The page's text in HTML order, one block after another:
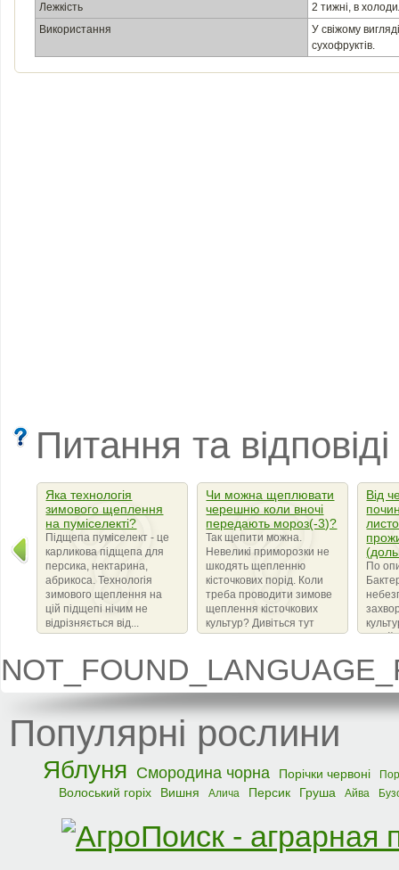
Лежкість
2 тижні, в
Використання
У свіжому
сухофруктів.
Питання та
Яка технологія
зимового щеплення
на пуміселекті?
Підщепа пуміселект - це
карликова підщепа для
персика, нектарина,
абрикоса. Технологія
зимового щеплення на
цій підщепі нічим не
відрізняється від...
Чи можна щеплювати
черешню коли вночі
передають мороз(-3)?
Так щепити можна.
Невеликі приморозки не
шкодять щепленню
кісточкових порід. Коли
треба проводити зимове
щеплення кісточкових
культур? Дивіться тут
Від
По
Популярні рослини
Яблуня Смородина чорна Порічки червоні
Волоський горіх Вишня Алича Персик Груша Айва